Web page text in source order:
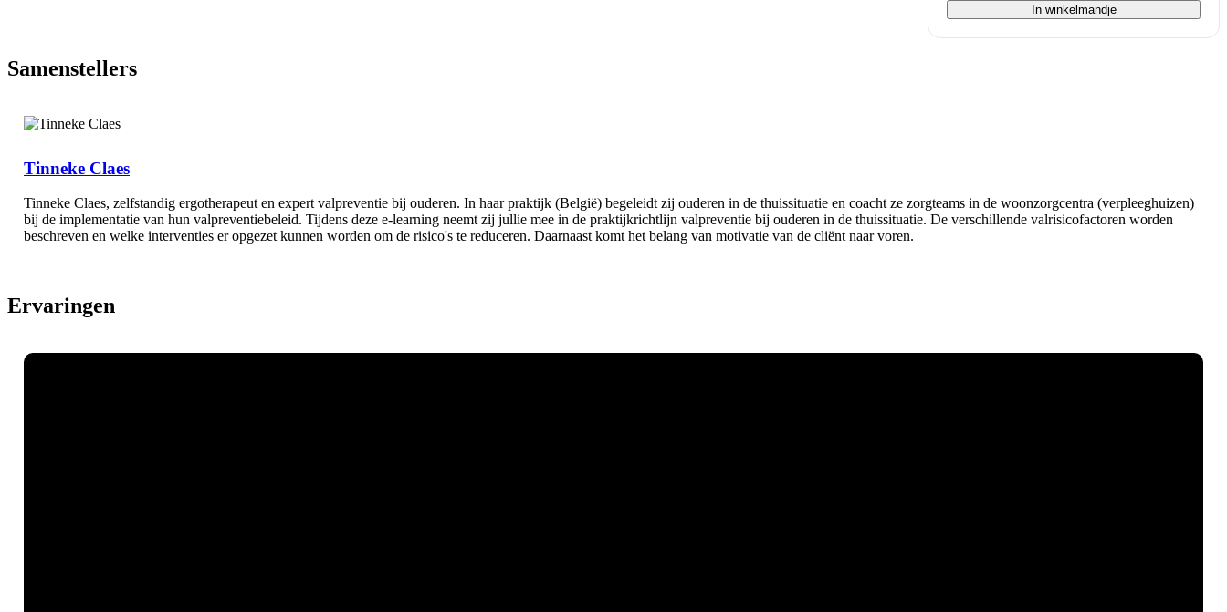
In winkelmandje
Samenstellers
Tinneke Claes
Tinneke Claes, zelfstandig ergotherapeut en expert valpreventie bij ouderen. In haar praktijk (België) begeleidt zij ouderen in de thuissituatie en coacht ze zorgteams in de woonzorgcentra (verpleeghuizen)
bij de implementatie van hun valpreventiebeleid. Tijdens deze e-learning neemt zij jullie mee in de praktijkrichtlijn valpreventie bij ouderen in de thuissituatie. De verschillende valrisicofactoren worden
beschreven en welke interventies er opgezet kunnen worden om de risico's te reduceren. Daarnaast komt het belang van motivatie van de cliënt naar voren.
Ervaringen